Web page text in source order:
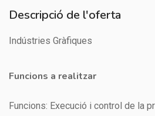
Descripció de l'oferta
Indústries Gràfiques
Funcions a realitzar
Funcions: Execució i control de la